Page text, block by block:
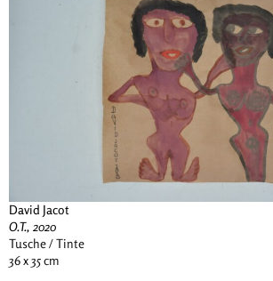
David Jacot
O.T., 2020
Tusche / Tinte
36 x 35 cm